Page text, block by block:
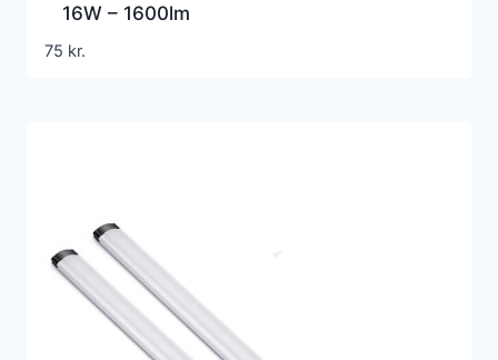
16W – 1600lm
75 kr.